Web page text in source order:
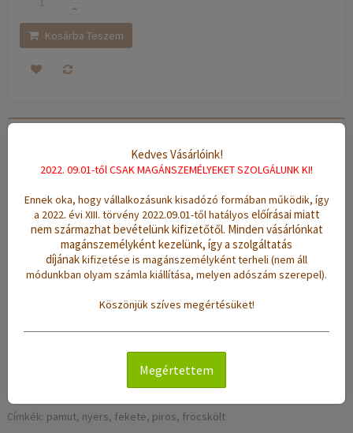
Kosárba Teszem
Anyag:90% pamut, 10% polyester
Méret:(sz/h): 75 x 135 cm
1,6 Kg
Színek:nyers, fekete, piros
Címkék: pamut, nyers, fekete, piros, fröcskölt
Kedves Vásárlóink!
2022. 09.01-től CSAK MAGÁNSZEMÉLYEKET SZOLGÁLUNK KI!
Ennek oka, hogy vállalkozásunk kisadózó formában működik, így
a 2022. évi XIII. törvény 2022.09.01-től hatályos előírásai miatt
nem származhat bevételünk kifizetőtől. Minden vásárlónkat
magánszemélyként kezelünk, így a szolgáltatás
díjánakkifizetése is magánszemélyként terheli (nem áll
módunkban olyam számla kiállítása, melyen adószám szerepel).
Köszönjük szíves megértésüket!
Megértettem